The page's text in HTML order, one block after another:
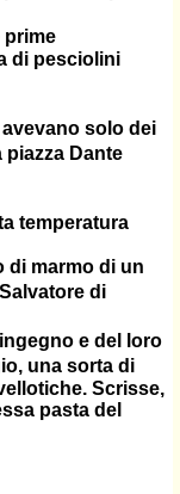
prime
di pesciolini
solo dei
Dante
temperatura
di marmo di un
di
e del loro
una sorta di
Scrisse,
pasta del